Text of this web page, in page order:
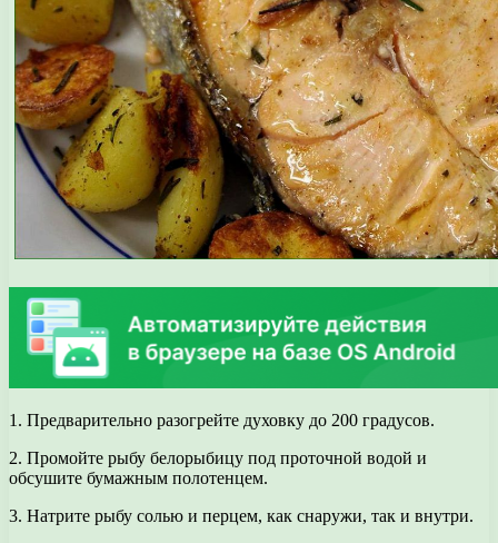
1. Предварительно разогрейте духовку до 200 градусов.
2. Промойте рыбу белорыбицу под проточной водой и
обсушите бумажным полотенцем.
3. Натрите рыбу солью и перцем, как снаружи, так и внутри.